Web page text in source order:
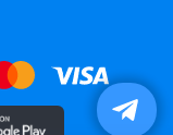
Скачать приложение в PlayMarket